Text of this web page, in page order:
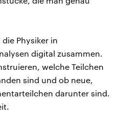
Physiker in
digital zusammen.
welche Teilchen
sind und ob neue,
darunter sind.